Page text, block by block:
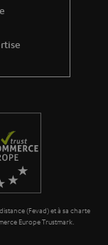
(Fevad) et à sa charte
Europe Trustmark.